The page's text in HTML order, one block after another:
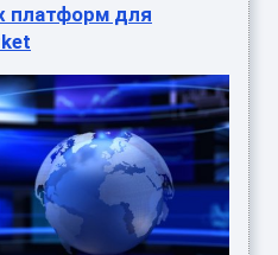
платформ для